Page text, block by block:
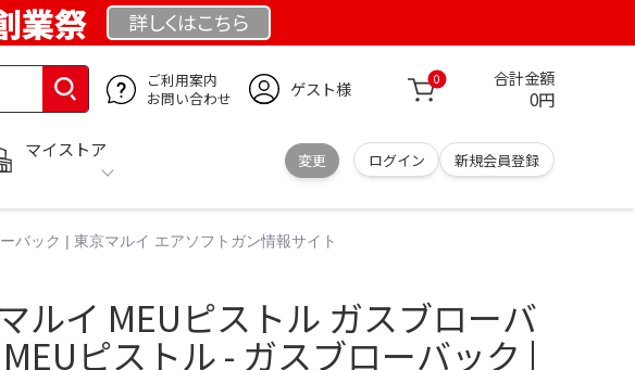
業祭 詳しくはこちら
ご利用案内
お問い合わせ
ゲスト様 0 合計金額
0円
マイストア
変更 ログイン 新規会員登録
バック | 東京マルイ エアソフトガン情報サイト
ルイ MEUピストル ガスブローバ
ピストル - ガスブローバック |